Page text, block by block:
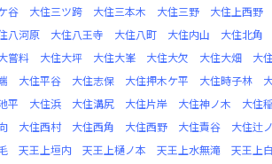
谷 大住三ツ跨 大住三本木 大住三野 大住上西野
八河原 大住八王寺 大住八町 大住内山 大住北角
嘗料 大住大坪 大住大峯 大住大欠 大住大畑 大
大住平谷 大住志保 大住押木ケ平 大住時子林
平 大住浜 大住溝尻 大住片岸 大住神ノ木 大住
大住西村 大住西角 大住西野 大住責谷 大住辻
天王上垣内 天王上樋ノ本 天王上水無滝 天王上